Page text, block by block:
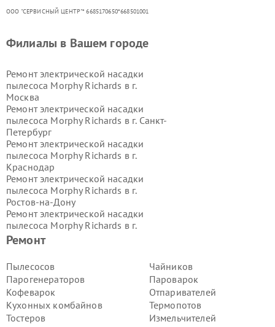
ООО "СЕРВИСНЫЙ ЦЕНТР"* 6685170650*668501001
Ремонт
Пылесосов
Парогенераторов
Кофеварок
Кухонных комбайнов
Тостеров
Чайников
Пароварок
Отпаривателей
Термопотов
Измельчителей
Филиалы в Вашем городе
Ремонт электрической насадки
пылесоса Morphy Richards в г.
Москва
Ремонт электрической насадки
пылесоса Morphy Richards в г. Санкт-
Петербург
Ремонт электрической насадки
пылесоса Morphy Richards в г.
Краснодар
Ремонт электрической насадки
пылесоса Morphy Richards в г.
Ростов-на-Дону
Ремонт электрической насадки
пылесоса Morphy Richards в г.
Нижний Новгород
Ремонт электрической насадки
Новосибирск
Ремонт электрической насадки
пылесоса Morphy Richards в г.
Екатеринбург
Ремонт электрической насадки